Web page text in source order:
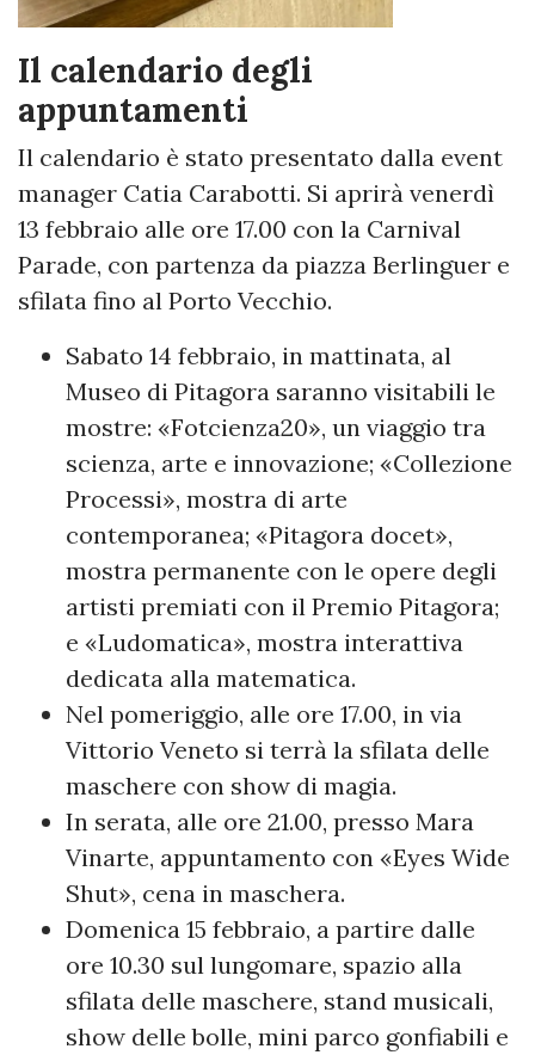
Il calendario degli
appuntamenti
Il calendario è stato presentato dalla event
manager Catia Carabotti. Si aprirà venerdì
13 febbraio alle ore 17.00 con la Carnival
Parade, con partenza da piazza Berlinguer e
sfilata fino al Porto Vecchio.
Sabato 14 febbraio, in mattinata, al
Museo di Pitagora saranno visitabili le
mostre: «Fotcienza20», un viaggio tra
scienza, arte e innovazione; «Collezione
Processi», mostra di arte
contemporanea; «Pitagora docet»,
mostra permanente con le opere degli
artisti premiati con il Premio Pitagora;
e «Ludomatica», mostra interattiva
dedicata alla matematica.
Nel pomeriggio, alle ore 17.00, in via
Vittorio Veneto si terrà la sfilata delle
maschere con show di magia.
In serata, alle ore 21.00, presso Mara
Vinarte, appuntamento con «Eyes Wide
Shut», cena in maschera.
Domenica 15 febbraio, a partire dalle
ore 10.30 sul lungomare, spazio alla
sfilata delle maschere, stand musicali,
show delle bolle, mini parco gonfiabili e